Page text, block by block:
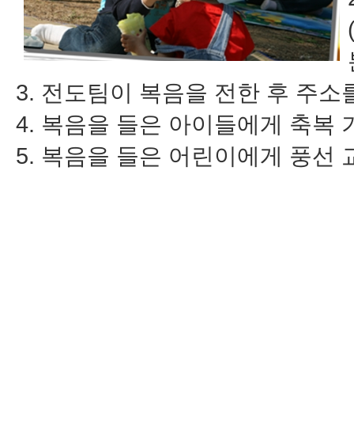
3. 전도팀이 복음을 전한 후 주소
4. 복음을 들은 아이들에게 축복
5. 복음을 들은 어린이에게 풍선